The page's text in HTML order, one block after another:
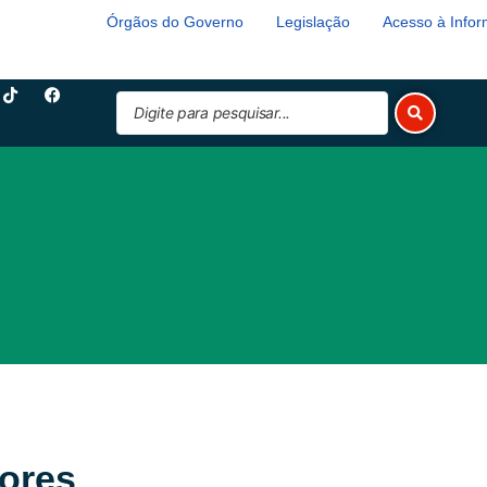
Órgãos do Governo Legislação Acesso à
T
i
o
F
a
b
Pesquisar